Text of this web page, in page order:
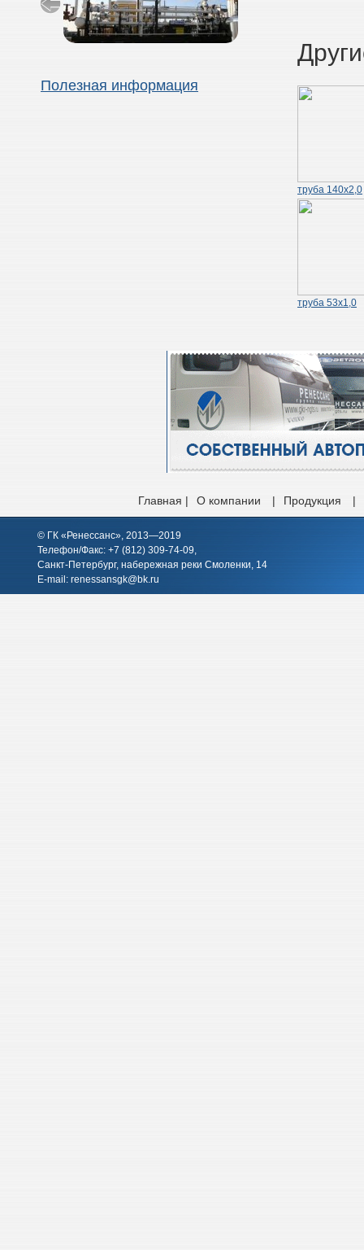
Полезная информация
труба 140х2,0
труба 53х1,0
Главная | О компании | Продукция |
© ГК «Ренессанс», 2013—2019
Телефон/Факс: +7 (812) 309-74-09,
Санкт-Петербург, набережная реки Смоленки, 14
E-mail: renessansgk@bk.ru